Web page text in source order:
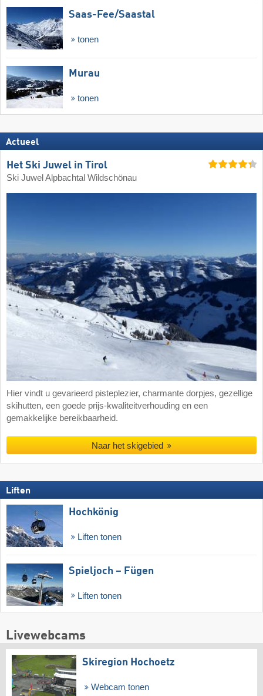
Saas-Fee/​Saastal
tonen
Murau
tonen
Actueel
Het Ski Juwel in Tirol
Ski Juwel Alpbachtal Wildschönau
Hier vindt u gevarieerd pisteplezier, charmante dorpjes, gezellige
skihutten, een goede prijs-kwaliteitverhouding en een
gemakkelijke bereikbaarheid.
Naar het skigebied
Liften
Hochkönig
Liften tonen
Spieljoch – Fügen
Liften tonen
Livewebcams
Skiregion Hochoetz
Webcam tonen